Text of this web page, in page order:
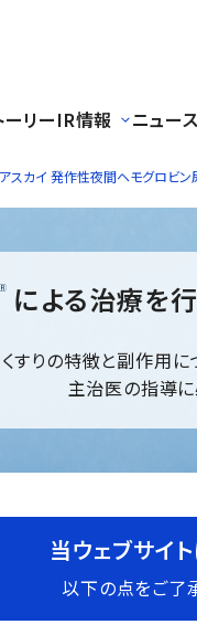
ーリーIR情報 ニュー
スカイ 発作性夜間ヘモグロビン
による治療を
くすりの特徴と副作用に
主治医の指導に
当ウェブサイ
以下の点をご了